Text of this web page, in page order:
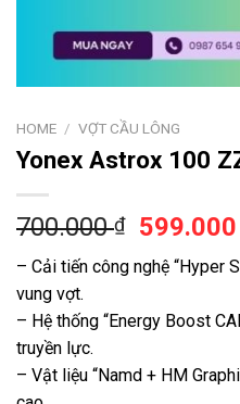
HOME / VỢT CẦU LÔNG
Yonex Astrox 100
700.000₫
– Cải tiến công nghệ “Hyper
vung vợt.
– Hệ thống “Energy Boost
truyền lực.
– Vật liệu “Namd + HM